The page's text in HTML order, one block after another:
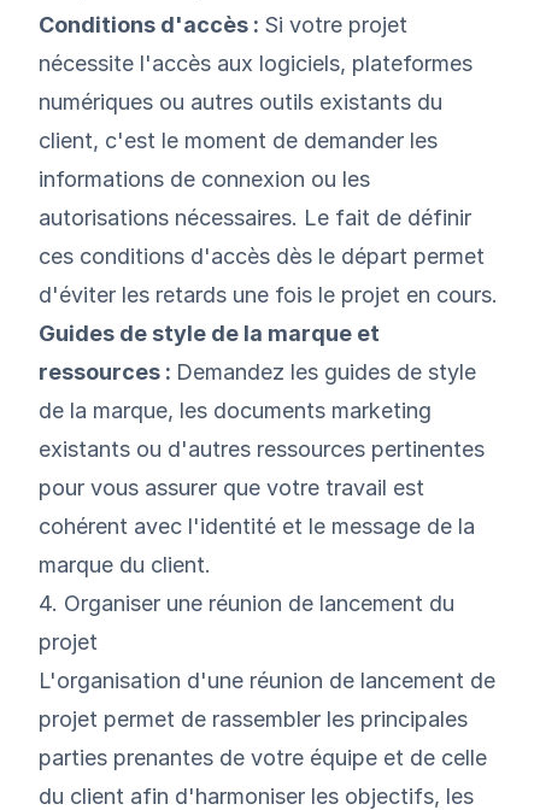
Conditions d'accès : Si votre projet
nécessite l'accès aux logiciels, plateformes
numériques ou autres outils existants du
client, c'est le moment de demander les
informations de connexion ou les
autorisations nécessaires. Le fait de définir
ces conditions d'accès dès le départ permet
d'éviter les retards une fois le projet en cours.
Guides de style de la marque et
ressources : Demandez les guides de style
de la marque, les documents marketing
existants ou d'autres ressources pertinentes
pour vous assurer que votre travail est
cohérent avec l'identité et le message de la
marque du client.
4. Organiser une réunion de lancement du
projet
L'organisation d'une réunion de lancement de
projet permet de rassembler les principales
parties prenantes de votre équipe et de celle
du client afin d'harmoniser les objectifs, les